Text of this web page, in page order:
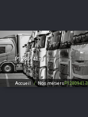
P1280941-3
Accueil / Nos métiersP1280941-3